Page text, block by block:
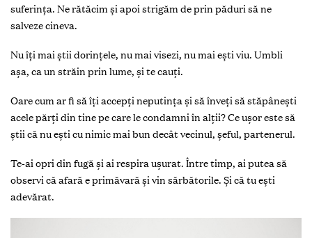
suferinţa. Ne rătăcim și apoi strigăm de prin păduri să ne
salveze cineva.
Nu îţi mai știi dorinţele, nu mai visezi, nu mai ești viu. Umbli
așa, ca un străin prin lume, și te cauţi.
Oare cum ar fi să îţi accepţi neputinţa și să înveţi să stăpânești
acele părţi din tine pe care le condamni în alţii? Ce ușor este să
știi că nu ești cu nimic mai bun decât vecinul, șeful, partenerul.
Te-ai opri din fugă și ai respira ușurat. Între timp, ai putea să
observi că afară e primăvară și vin sărbătorile. Și că tu ești
adevărat.